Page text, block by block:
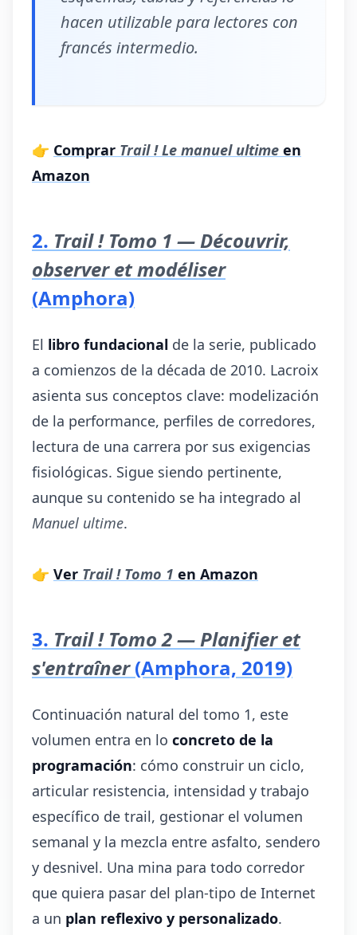
hacen utilizable para lectores con
francés intermedio.
👉 Comprar Trail ! Le manuel ultime en
Amazon
2. Trail ! Tomo 1 — Découvrir,
observer et modéliser
(Amphora)
El libro fundacional de la serie, publicado
a comienzos de la década de 2010. Lacroix
asienta sus conceptos clave: modelización
de la performance, perfiles de corredores,
lectura de una carrera por sus exigencias
fisiológicas. Sigue siendo pertinente,
aunque su contenido se ha integrado al
Manuel ultime.
👉 Ver Trail ! Tomo 1 en Amazon
3. Trail ! Tomo 2 — Planifier et
s'entraîner(Amphora, 2019)
Continuación natural del tomo 1, este
volumen entra en lo concreto de la
programación: cómo construir un ciclo,
articular resistencia, intensidad y trabajo
específico de trail, gestionar el volumen
semanal y la mezcla entre asfalto, sendero
y desnivel. Una mina para todo corredor
que quiera pasar del plan-tipo de Internet
a un plan reflexivo y personalizado.